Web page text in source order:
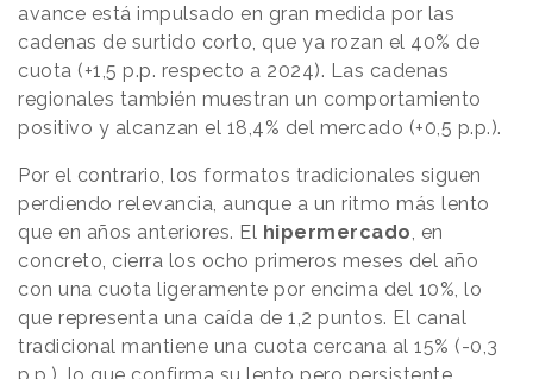
avance está impulsado en gran medida por las
cadenas de surtido corto, que ya rozan el 40% de
cuota (+1,5 p.p. respecto a 2024). Las cadenas
regionales también muestran un comportamiento
positivo y alcanzan el 18,4% del mercado (+0,5 p.p.).
Por el contrario, los formatos tradicionales siguen
perdiendo relevancia, aunque a un ritmo más lento
que en años anteriores. El hipermercado , en
concreto, cierra los ocho primeros meses del año
con una cuota ligeramente por encima del 10%, lo
que representa una caída de 1,2 puntos. El canal
tradicional mantiene una cuota cercana al 15% (-0,3
p.p.), lo que confirma su lento pero persistente